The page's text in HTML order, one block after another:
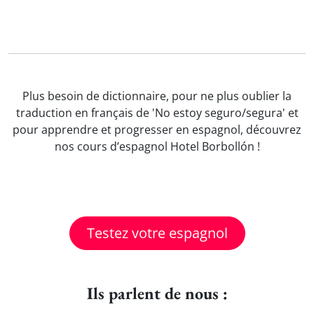
Plus besoin de dictionnaire, pour ne plus oublier la
traduction en français de 'No estoy seguro/segura' et
pour apprendre et progresser en espagnol, découvrez
nos cours d’espagnol Hotel Borbollón !
Testez votre espagnol
Ils parlent de nous :